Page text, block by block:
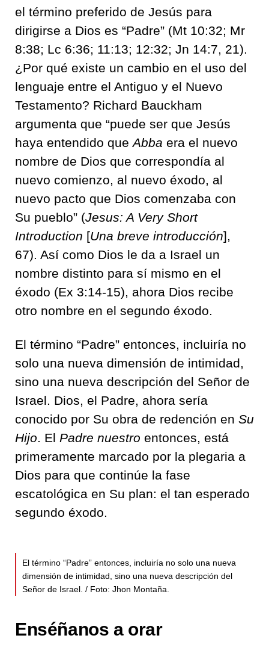
el término preferido de Jesús para
dirigirse a Dios es “Padre” (Mt 10:32; Mr
8:38; Lc 6:36; 11:13; 12:32; Jn 14:7, 21).
¿Por qué existe un cambio en el uso del
lenguaje entre el Antiguo y el Nuevo
Testamento? Richard Bauckham
argumenta que “puede ser que Jesús
haya entendido que Abba era el nuevo
nombre de Dios que correspondía al
nuevo comienzo, al nuevo éxodo, al
nuevo pacto que Dios comenzaba con
Su pueblo” (Jesus: A Very Short
Introduction [Una breve introducción],
67). Así como Dios le da a Israel un
nombre distinto para sí mismo en el
éxodo (Ex 3:14-15), ahora Dios recibe
otro nombre en el segundo éxodo.
El término “Padre” entonces, incluiría no
solo una nueva dimensión de intimidad,
sino una nueva descripción del Señor de
Israel. Dios, el Padre, ahora sería
conocido por Su obra de redención en Su
Hijo . El Padre nuestro entonces, está
primeramente marcado por la plegaria a
Dios para que continúe la fase
escatológica en Su plan: el tan esperado
segundo éxodo.
El término “Padre” entonces, incluiría no solo una nueva
dimensión de intimidad, sino una nueva descripción del
Señor de Israel. / Foto: Jhon Montaña.
Enséñanos a orar